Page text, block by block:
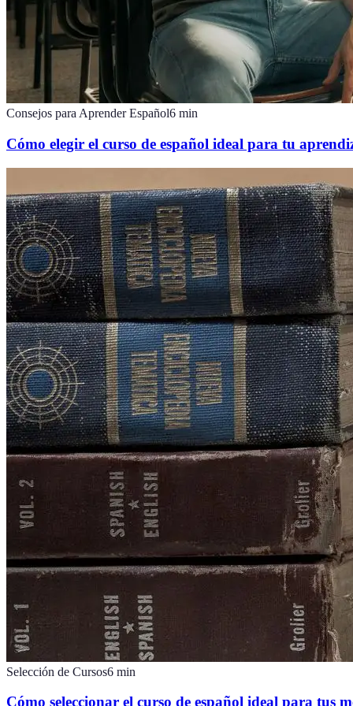
Consejos para Aprender Español6 min
Cómo elegir el curso de español ideal para tu
Selección de Cursos6 min
Cómo seleccionar el curso de español ideal para tus